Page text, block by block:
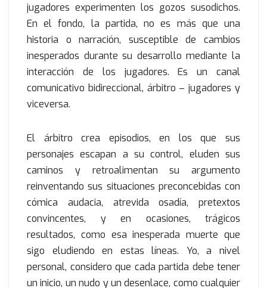
jugadores experimenten los gozos susodichos.
En el fondo, la partida, no es más que una
historia o narración, susceptible de cambios
inesperados durante su desarrollo mediante la
interacción de los jugadores. Es un canal
comunicativo bidireccional, árbitro – jugadores y
viceversa.
El árbitro crea episodios, en los que sus
personajes escapan a su control, eluden sus
caminos y retroalimentan su argumento
reinventando sus situaciones preconcebidas con
cómica audacia, atrevida osadía, pretextos
convincentes, y en ocasiones, trágicos
resultados, como esa inesperada muerte que
sigo eludiendo en estas líneas. Yo, a nivel
personal, considero que cada partida debe tener
un inicio, un nudo y un desenlace, como cualquier